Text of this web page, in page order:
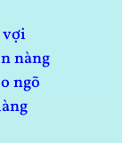
nàng
ngõ